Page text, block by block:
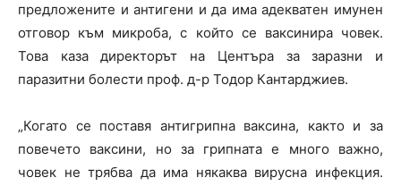
предложените и антигени и да има адекватен имунен
отговор към микроба, с който се ваксинира човек.
Това каза директорът на Центъра за заразни и
паразитни болести проф. д-р Тодор Кантарджиев.
„Когато се поставя антигрипна ваксина, както и за
повечето ваксини, но за грипната е много важно,
човек не трябва да има някаква вирусна инфекция.